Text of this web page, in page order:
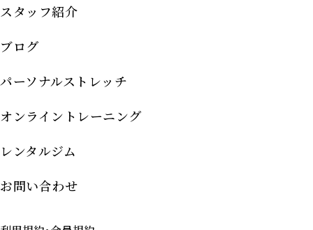
スタッフ紹介
ブログ
パーソナルストレッチ
オンライントレーニング
レンタルジム
お問い合わせ